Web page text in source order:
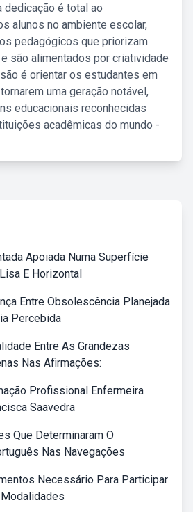
dedicação é total ao
alunos no ambiente escolar,
pedagógicos que priorizam
são alimentados por criatividade
é orientar os estudantes em
uma geração notável,
educacionais reconhecidas
acadêmicas do mundo -
Apoiada Numa Superfície
E Horizontal
Entre Obsolescência Planejada
Percebida
Entre As Grandezas
Nas Afirmações:
Profissional Enfermeira
Saavedra
Que Determinaram O
Nas Navegações
Necessário Para Participar